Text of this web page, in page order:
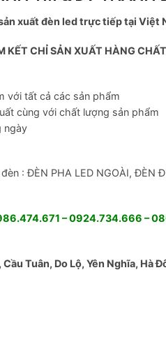
xuất đèn led trực tiếp tại Việt
KẾT CHỈ SẢN XUẤT HÀNG
với tất cả các sản phẩm
cùng với chất lượng sản phẩm
ngày
: ĐÈN PHA LED NGOÀI, ĐÈN
– 0924.734.666 –
Tuân, Do Lộ, Yên Nghĩa, Hà